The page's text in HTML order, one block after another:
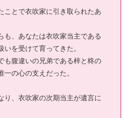
ことで衣吹家に引き取られたあ
も、あなたは衣吹家当主である
を受けて育ってきた。
も腹違いの兄弟である梓と柊の
の心の支えだった。
り、衣吹家の次期当主が遺言に